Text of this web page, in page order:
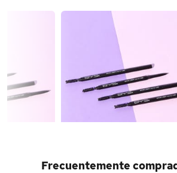
Frecuentemente